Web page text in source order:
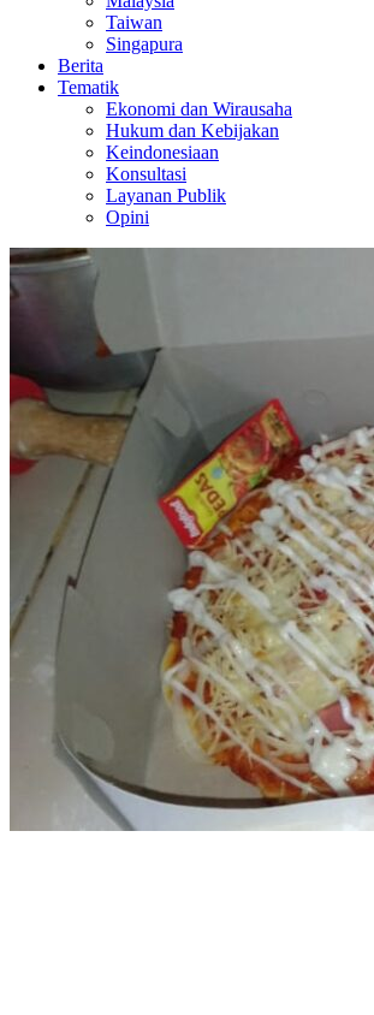
Taiwan
Singapura
Berita
Tematik
Ekonomi dan Wirausaha
Hukum dan Kebijakan
Keindonesiaan
Konsultasi
Layanan Publik
Opini